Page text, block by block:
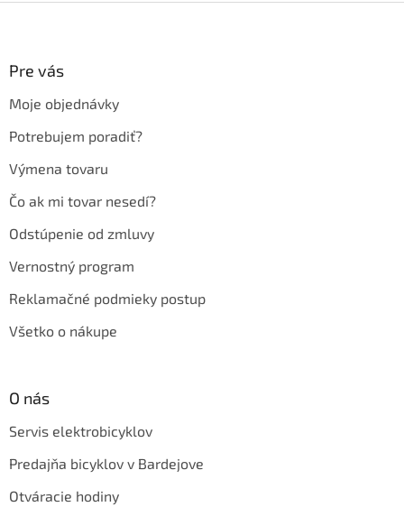
Pre vás
Moje objednávky
Potrebujem poradiť?
Výmena tovaru
Čo ak mi tovar nesedí?
Odstúpenie od zmluvy
Vernostný program
Reklamačné podmieky postup
Všetko o nákupe
O nás
Servis elektrobicyklov
Predajňa bicyklov v Bardejove
Otváracie hodiny